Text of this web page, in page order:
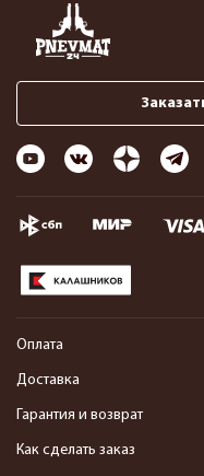
Оплата
Доставка
Гарантия и возврат
Как сделать заказ